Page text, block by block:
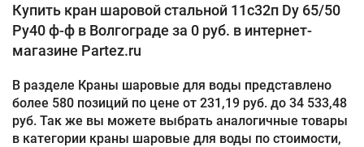
Купить кран шаровой стальной 11с32п Dу 65/50
Pу40 ф-ф в Волгограде за 0 руб. в интернет-
магазине Partez.ru
В разделе Краны шаровые для воды представлено
более 580 позиций по цене от 231,19 руб. до 34 533,48
руб. Так же вы можете выбрать аналогичные товары
в категории краны шаровые для воды по стоимости,